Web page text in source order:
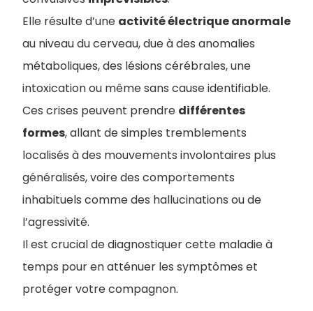
Elle résulte d’une activité électrique anormale
au niveau du cerveau, due à des anomalies
métaboliques, des lésions cérébrales, une
intoxication ou même sans cause identifiable.
Ces crises peuvent prendre différentes
formes, allant de simples tremblements
localisés à des mouvements involontaires plus
généralisés, voire des comportements
inhabituels comme des hallucinations ou de
l’agressivité.
Il est crucial de diagnostiquer cette maladie à
temps pour en atténuer les symptômes et
protéger votre compagnon.